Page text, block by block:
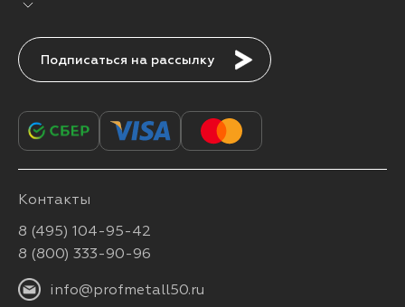
Подписаться
Контакты
8 (495) 104-95-42
8 (800) 333-90-96
info@profmetall50.ru